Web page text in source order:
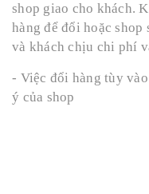
shop giao cho khách.
hàng để đổi hoặc shop
và khách chịu chi phí
- Việc đổi hàng tùy
ý của shop